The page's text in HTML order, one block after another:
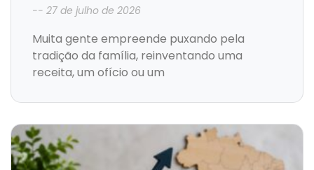
27 de julho de 2026
Muita gente empreende puxando pela
tradição da família, reinventando uma
receita, um ofício ou um